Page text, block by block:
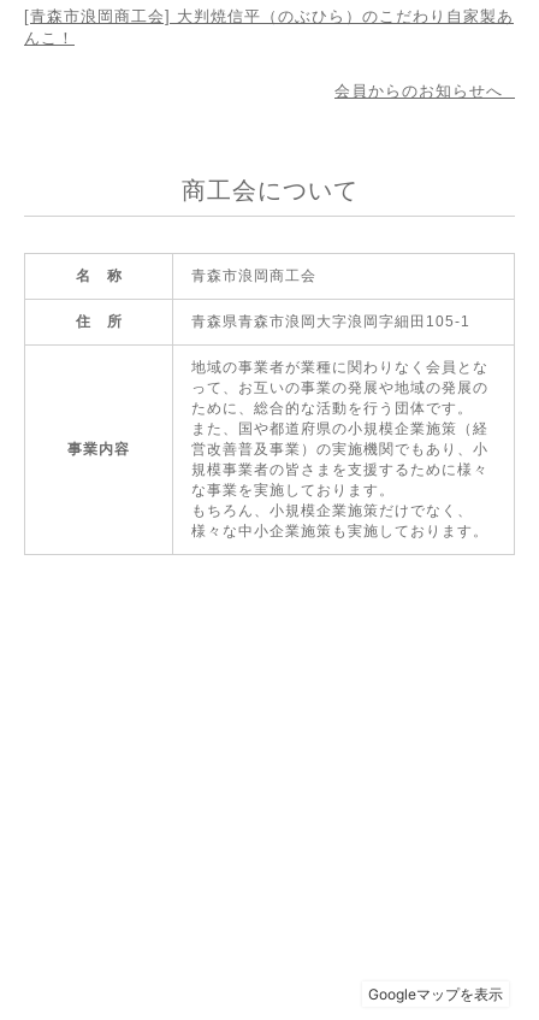
[青森市浪岡商工会] 大判焼信平（のぶひら）のこだわり自家製あ
んこ！
会員からのお知らせへ
商工会について
名 称 青森市浪岡商工会
住 所 青森県青森市浪岡大字浪岡字細田105-1
事業内容
地域の事業者が業種に関わりなく会員とな
って、お互いの事業の発展や地域の発展の
ために、総合的な活動を行う団体です。
また、国や都道府県の小規模企業施策（経
営改善普及事業）の実施機関でもあり、小
規模事業者の皆さまを支援するために様々
な事業を実施しております。
もちろん、小規模企業施策だけでなく、
様々な中小企業施策も実施しております。